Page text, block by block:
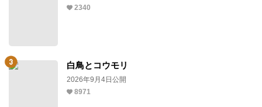
2340
白鳥とコウモリ
2026年9月4日公開
8971